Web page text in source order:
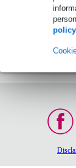
policy